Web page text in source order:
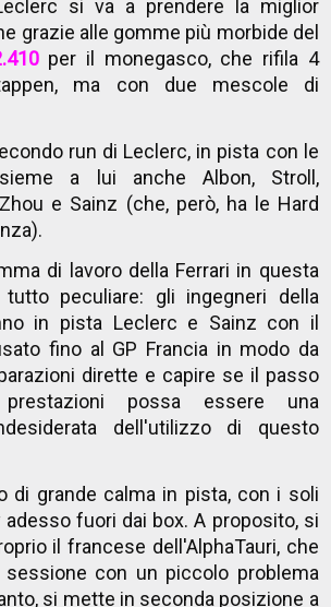
si va a prendere la miglior
grazie alle gomme più morbide del
per il monegasco, che rifila 4
ma con due mescole di
run di Leclerc, in pista con le
a lui anche Albon, Stroll,
e Sainz (che, però, ha le Hard
di lavoro della Ferrari in questa
peculiare: gli ingegneri della
in pista Leclerc e Sainz con il
fino al GP Francia in modo da
dirette e capire se il passo
possa essere una
dell'utilizzo di questo
di grande calma in pista, con i soli
adesso fuori dai box. A proposito, si
il francese dell'AlphaTauri, che
sessione con un piccolo problema
si mette in seconda posizione a